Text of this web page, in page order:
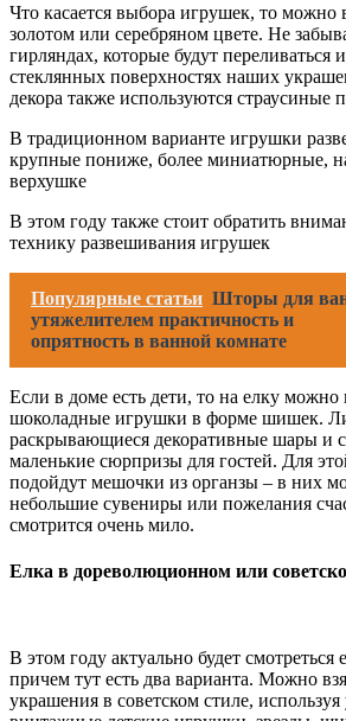
Что касается выбора игрушек, то можно
золотом или серебряном цвете. Не
гирляндах, которые будут переливаться
стеклянных поверхностях наших
декора также используются страусиные
В традиционном варианте игрушки
крупные пониже, более миниатюрные,
верхушке
В этом году также стоит обратить
технику развешивания игрушек
Популярные статьи Шторы для
утяжелителем практичность и
опрятность в ванной комнате
Если в доме есть дети, то на елку можно
шоколадные игрушки в форме шишек.
раскрывающиеся декоративные шары и
маленькие сюрпризы для гостей. Для
подойдут мешочки из органзы – в них
небольшие сувениры или пожелания
смотрится очень мило.
Елка в дореволюционном или
В этом году актуально будет смотреться
причем тут есть два варианта. Можно
украшения в советском стиле,